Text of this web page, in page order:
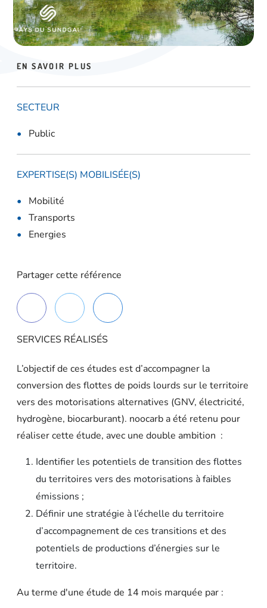
EN SAVOIR PLUS
SECTEUR
Public
EXPERTISE(S) MOBILISÉE(S)
Mobilité
Transports
Energies
Partager cette référence
SERVICES RÉALISÉS
L’objectif de ces études est d’accompagner la
conversion des flottes de poids lourds sur le territoire
vers des motorisations alternatives (GNV, électricité,
hydrogène, biocarburant). noocarb a été retenu pour
réaliser cette étude, avec une double ambition :
Identifier les potentiels de transition des flottes
du territoires vers des motorisations à faibles
émissions ;
Définir une stratégie à l’échelle du territoire
d’accompagnement de ces transitions et des
potentiels de productions d’énergies sur le
territoire.
Au terme d'une étude de 14 mois marquée par :